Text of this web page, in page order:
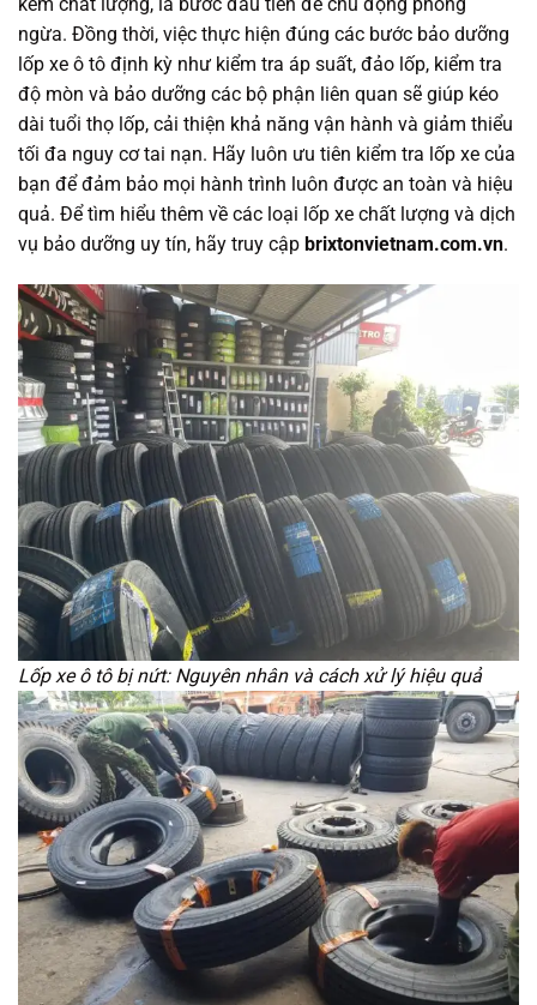
kém chất lượng, là bước đầu tiên để chủ động phòng
ngừa. Đồng thời, việc thực hiện đúng các bước bảo dưỡng
lốp xe ô tô định kỳ như kiểm tra áp suất, đảo lốp, kiểm tra
độ mòn và bảo dưỡng các bộ phận liên quan sẽ giúp kéo
dài tuổi thọ lốp, cải thiện khả năng vận hành và giảm thiểu
tối đa nguy cơ tai nạn. Hãy luôn ưu tiên kiểm tra lốp xe của
bạn để đảm bảo mọi hành trình luôn được an toàn và hiệu
quả. Để tìm hiểu thêm về các loại lốp xe chất lượng và dịch
vụ bảo dưỡng uy tín, hãy truy cập brixtonvietnam.com.vn.
Lốp xe ô tô bị nứt: Nguyên nhân và cách xử lý hiệu quả